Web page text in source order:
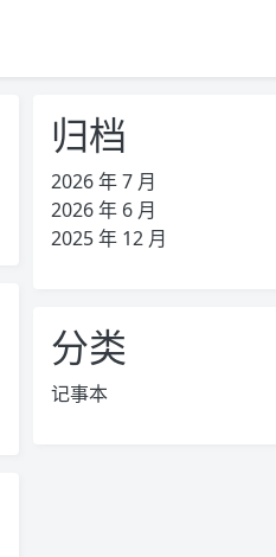
归档
2026 年 7 月
2026 年 6 月
2025 年 12 月
分类
记事本